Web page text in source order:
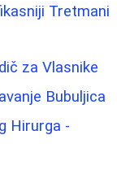
Tretmani
za Vlasnike
Bubuljica
Hirurga -